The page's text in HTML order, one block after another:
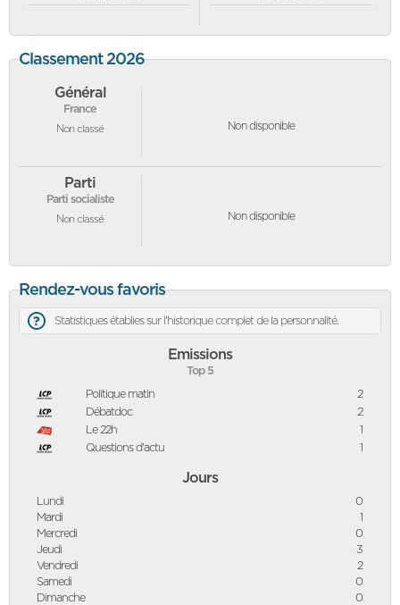
Classement 2026
Général
France
Non classé Non disponible
Parti
Parti socialiste
Non classé Non disponible
Rendez-vous favoris
Statistiques établies sur l'historique complet de la personnalité.
Emissions
Top 5
Politique matin
2
Débatdoc
2
Le 22h
1
Questions d'actu
1
Jours
Lundi
0
Mardi
1
Mercredi
0
Jeudi
3
Vendredi
2
Samedi
0
Dimanche
0